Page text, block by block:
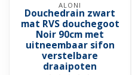
ALONI
Douchedrain zwart
mat RVS douchegoot
Noir 90cm met
uitneembaar sifon
verstelbare
draaipoten